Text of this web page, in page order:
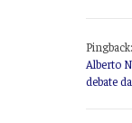
Pingback:
Alberto
debate